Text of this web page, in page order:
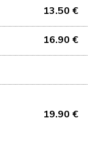
13.50 €
16.90 €
19.90 €